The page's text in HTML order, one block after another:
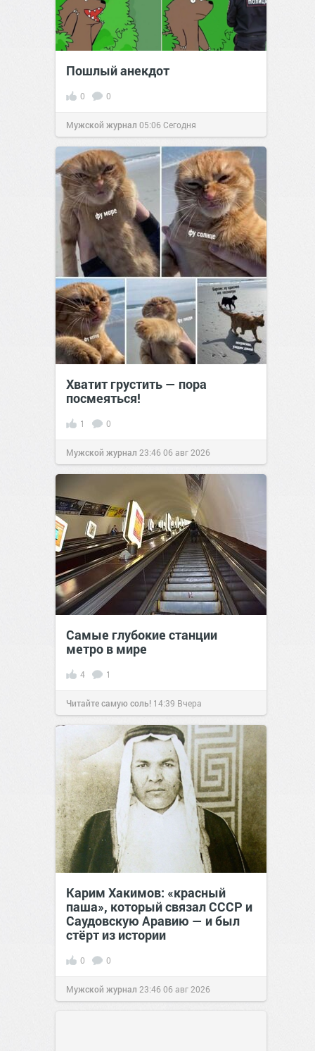
Пошлый анекдот
0 0
Мужской журнал 05:06Сегодня
Хватит грустить — пора
посмеяться!
1 0
Мужской журнал 23:4606 авг 2026
Самые глубокие станции
метро в мире
4 1
Читайте самую соль! 14:39 Вчера
Карим Хакимов: «красный
паша», который связал СССР и
Саудовскую Аравию — и был
стёрт из истории
0 0
Мужской журнал 23:4606 авг 2026